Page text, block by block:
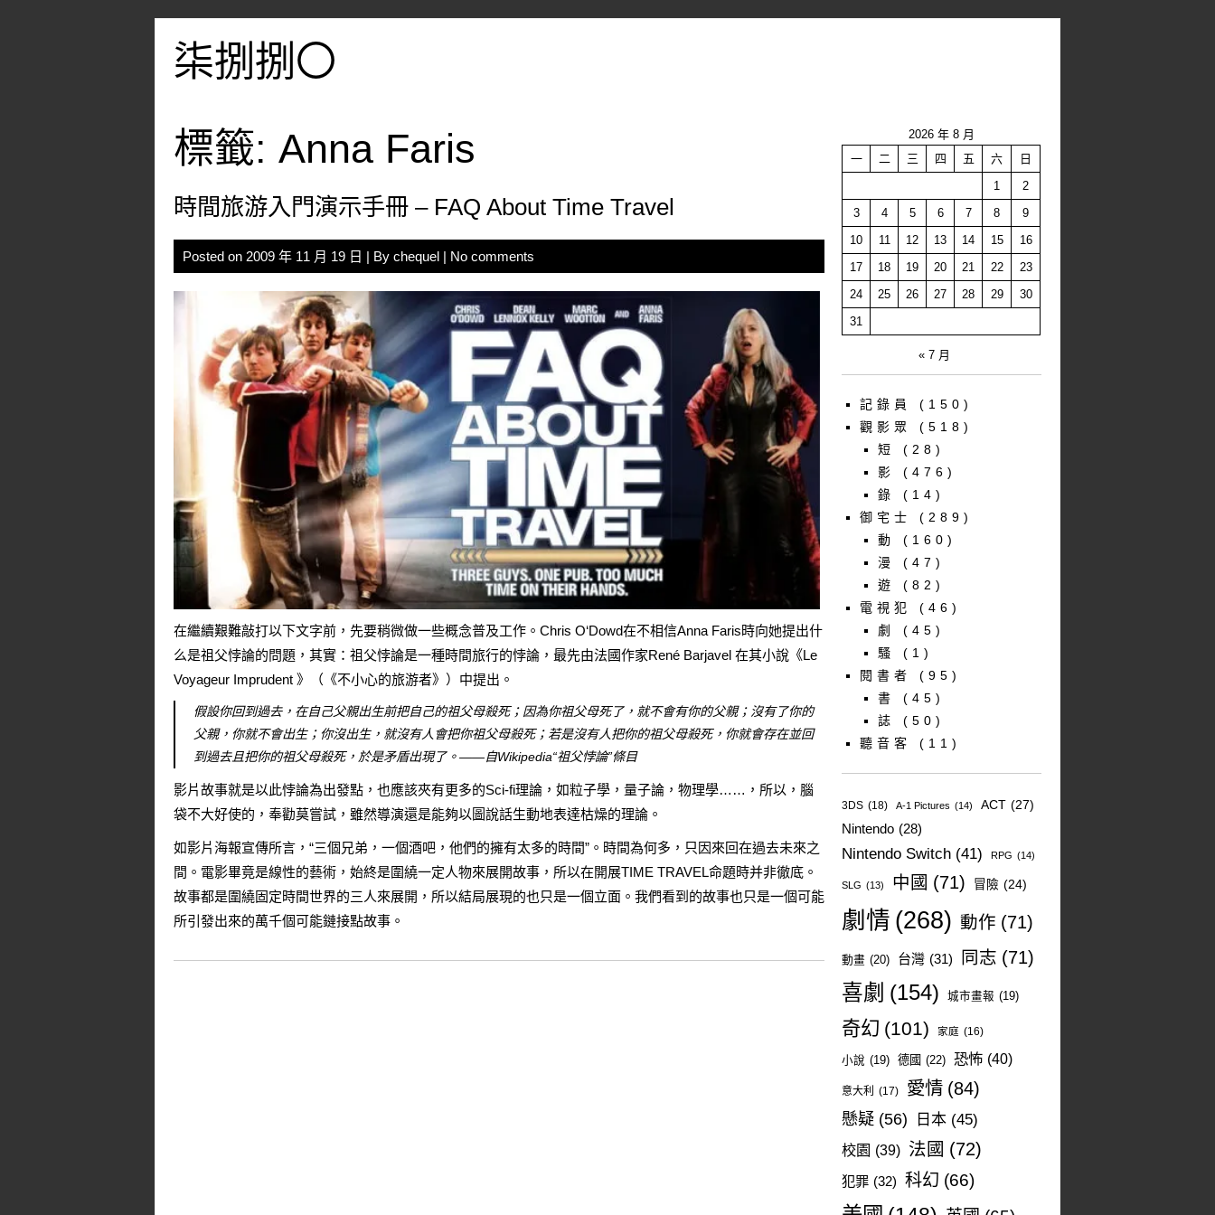
柒捌捌〇
標籤: Anna Faris
時間旅游入門演示手冊 – FAQ About Time Travel
Posted on 2009 年 11 月 19 日 | By chequel | No comments
在繼續艱難敲打以下文字前，先要稍微做一些概念普及工作。Chris O‘Dowd在不相信Anna Faris時向她提出什
么是祖父悖論的問題，其實：祖父悖論是一種時間旅行的悖論，最先由法國作家René Barjavel 在其小說《Le
Voyageur Imprudent 》（《不小心的旅游者》）中提出。
假設你回到過去，在自己父親出生前把自己的祖父母殺死；因為你祖父母死了，就不會有你的父親；沒有了你的
父親，你就不會出生；你沒出生，就沒有人會把你祖父母殺死；若是沒有人把你的祖父母殺死，你就會存在並回
到過去且把你的祖父母殺死，於是矛盾出現了。——自Wikipedia“祖父悖論”條目
影片故事就是以此悖論為出發點，也應該夾有更多的Sci-fi理論，如粒子學，量子論，物理學……，所以，腦
袋不大好使的，奉勸莫嘗試，雖然導演還是能夠以圖說話生動地表達枯燥的理論。
如影片海報宣傳所言，“三個兄弟，一個酒吧，他們的擁有太多的時間”。時間為何多，只因來回在過去未來之
間。電影畢竟是線性的藝術，始終是圍繞一定人物來展開故事，所以在開展TIME TRAVEL命題時并非徹底。
故事都是圍繞固定時間世界的三人來展開，所以結局展現的也只是一個立面。我們看到的故事也只是一個可能
所引發出來的萬千個可能鏈接點故事。
2026 年 8 月
一
二 三 四 五 六
日
1
2
3
4 5 6 7 8
9
10
11 12 13 14 15
16
17
18 19 20 21 22
23
24
25 26 27 28 29
30
31
« 7 月
記錄員
(150)
觀影眾
(518)
短
(28)
影
(476)
錄
(14)
御宅士
(289)
動
(160)
漫
(47)
遊
(82)
電視犯
(46)
劇
(45)
騷
(1)
閱書者
(95)
書
(45)
誌
(50)
聽音客
(11)
3DS (18) A-1 Pictures (14) ACT (27)
Nintendo (28)
Nintendo Switch (41) RPG (14)
SLG (13) 中國 (71) 冒險 (24)
劇情 (268) 動作 (71)
動畫 (20) 台灣 (31) 同志 (71)
喜劇 (154) 城市畫報 (19)
奇幻 (101) 家庭 (16)
小說 (19) 德國 (22) 恐怖 (40)
意大利 (17) 愛情 (84)
懸疑 (56) 日本 (45)
校園 (39) 法國 (72)
犯罪 (32) 科幻 (66)